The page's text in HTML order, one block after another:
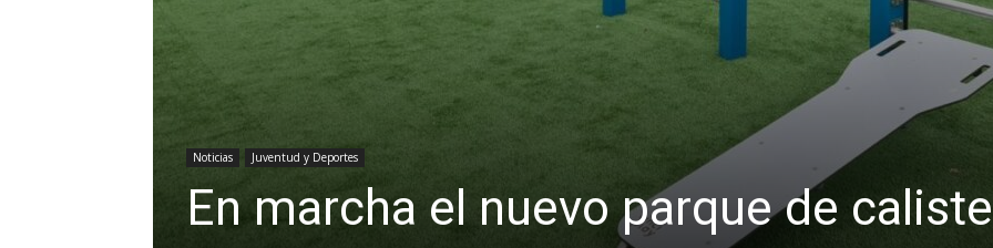
Noticias Juventud y Deportes
En marcha el nuevo parque de